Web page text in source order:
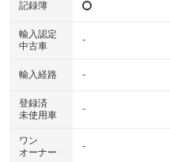
記録簿
輸入認定
中古車
-
輸入経路 -
登録済
未使用車
-
ワン
オーナー
-